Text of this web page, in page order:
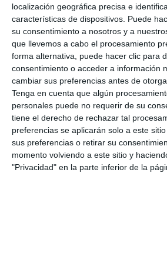
localización geográfica precisa e
características de dispositivos. Puede
su consentimiento a nosotros y a
que llevemos a cabo el procesamiento
forma alternativa, puede hacer clic para
consentimiento o acceder a información
cambiar sus preferencias antes de
Tenga en cuenta que algún
personales puede no requerir de su
tiene el derecho de rechazar tal
preferencias se aplicarán solo a este
sus preferencias o retirar su
momento volviendo a este sitio y
"Privacidad" en la parte inferior de la